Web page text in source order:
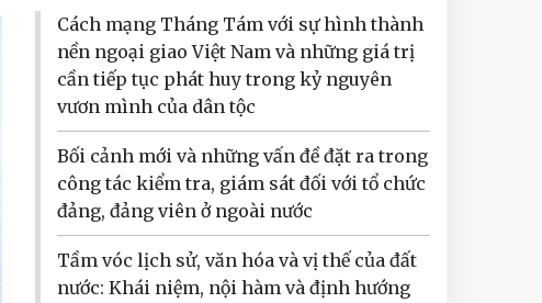
Cách mạng Tháng Tám với sự hình thành
nền ngoại giao Việt Nam và những giá trị
cần tiếp tục phát huy trong kỷ nguyên
vươn mình của dân tộc
Bối cảnh mới và những vấn đề đặt ra trong
công tác kiểm tra, giám sát đối với tổ chức
đảng, đảng viên ở ngoài nước
Tầm vóc lịch sử, văn hóa và vị thế của đất
nước: Khái niệm, nội hàm và định hướng